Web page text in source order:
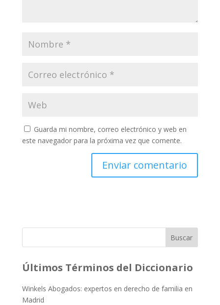
Guarda mi nombre, correo electrónico y web en
este navegador para la próxima vez que comente.
Buscar
Últimos Términos del Diccionario
Winkels Abogados: expertos en derecho de familia en
Madrid